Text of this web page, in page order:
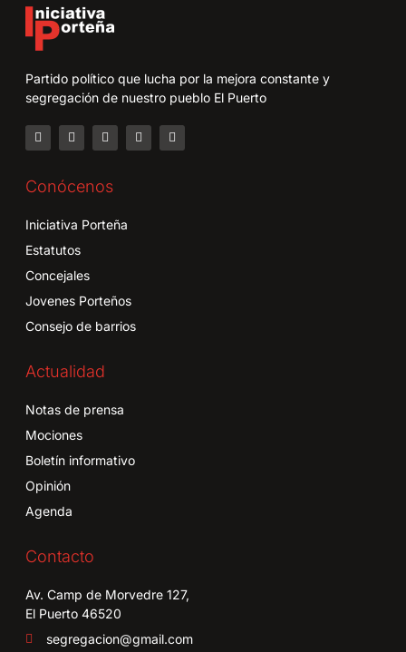
Partido político que lucha por la mejora constante y
segregación de nuestro pueblo El Puerto
Conócenos
Iniciativa Porteña
Estatutos
Concejales
Jovenes Porteños
Consejo de barrios
Actualidad
Notas de prensa
Mociones
Boletín informativo
Opinión
Agenda
Contacto
Av. Camp de Morvedre 127,
El Puerto 46520
segregacion@gmail.com